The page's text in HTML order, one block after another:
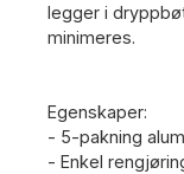
legger i
minimeres.
Egenskaper:
- 5-pakning
- Enkel